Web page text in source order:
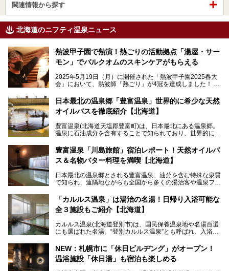
関連情報から探す
北海道のニフティ温泉ニュース
熱波甲子園で熱演！熱ごりの活動拠点「湯屋・サー
モン」でバルクオムのスキンケアがもらえる
2025年5月19日（月）に開催された「熱波甲子園2025春大
会」において、熱波師「熱ごり」が4冠を達成しました！
動拠点である北海道の銭湯「湯屋・サーモン」にて、メンズ
スキンケアブランド バルクオムの「ONE DAY KIT」を数量
限定でプレゼントいたします。
で、ぜひお試しください。※6月13日配布開始、なくなり次
第終了
───
提供元：株式会社バルクオム【PR】
この記事は株式会社バルクオム商品のPR記事です。
日本最北の温泉郷「豊富温泉」世界的に希少な天然
オイルバスを徹底紹介【北海道】
豊富温泉(北海道天塩郡豊富町)は、日本最北にある温泉郷。
温泉に石油成分を含有することで知られており、世界的にも
に特効があると言われ、遠隔地ながらも全国から湯治・療養
目的で多くの人々が訪れます。
地体験し、独自の視点で豊富温泉の“天然オイルバス”をレポ
ート。温泉地概要や日帰り入浴施設をはじめ、宿泊施設・ア
豊富温泉「川島旅館」宿泊レポート！天然オイルバ
ス＆名物バター料理を満喫【北海道】
日本最北の温泉郷とされる豊富温泉。油分を含む特殊な泉質
で知られ、遠隔地ながらも全国から多くの湯治客や温泉ファ
「川島旅館」は、豊富温泉の開湯当初から営業する老舗旅
館。とりわけ温泉の良さと名物のバター料理に定評があり、
の温泉や料理をはじめ、パブリックスペース・客室など宿の
全貌を徹底的にご紹介します！
「カルルス温泉」は湯治の名湯！日帰り入浴可能な
全３施設もご紹介【北海道】
カルルス温泉(北海道登別市)は、国民保養温泉地や名湯百選
にも選ばれた名湯。“登別カルルス温泉”とも呼ばれ、入浴剤
豊かな登別温泉とは対照的な存在で、今も湯治場的な要素が
残る閑静な温泉地です。
NEW：札幌市に「休日ビルヂング」がオープン！
温浴施設「休日湯」も宿泊も楽しめる